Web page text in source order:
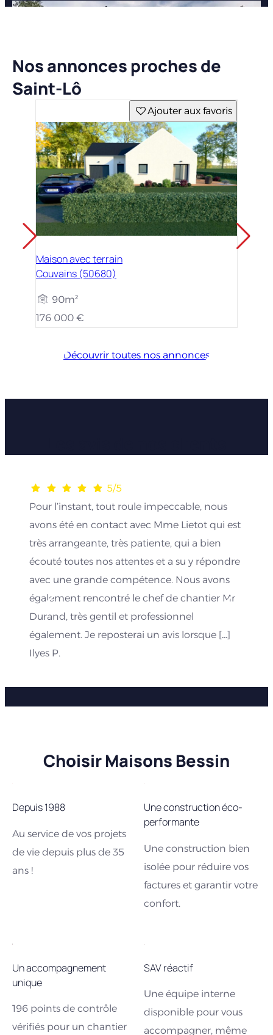
Nos annonces proches de
Saint-Lô
Ajouter aux favoris
Maison avec terrain
Couvains (50680)
90m²
176 000 €
Découvrir toutes nos annonces
5/5
Pour l’instant, tout roule impeccable, nous
avons été en contact avec Mme Lietot qui est
très arrangeante, très patiente, qui a bien
écouté toutes nos attentes et a su y répondre
avec une grande compétence. Nous avons
également rencontré le chef de chantier Mr
Durand, très gentil et professionnel
également. Je reposterai un avis lorsque […]
Ilyes P.
Choisir Maisons Bessin
Depuis 1988
Au service de vos projets
de vie depuis plus de 35
ans !
Une construction éco-
performante
Une construction bien
isolée pour réduire vos
factures et garantir votre
confort.
Un accompagnement
unique
196 points de contrôle
vérifiés pour un chantier
SAV réactif
Une équipe interne
disponible pour vous
accompagner, même